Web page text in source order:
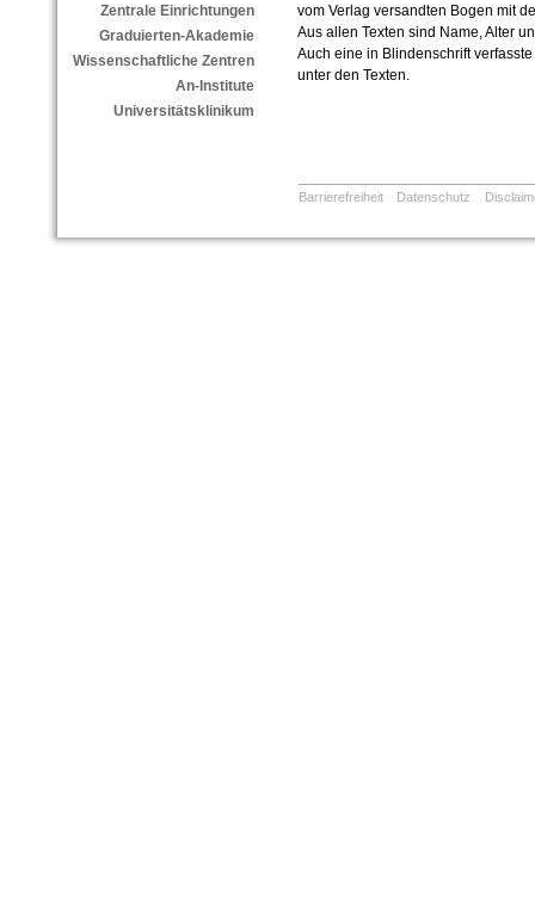
Zentrale Einrichtungen
Graduierten-Akademie
Wissenschaftliche Zentren
An-Institute
Universitätsklinikum
vom Verlag versandten Bogen mit
Aus allen Texten sind Name, Alter
Auch eine in Blindenschrift
unter den Texten.
Barrierefreiheit Datenschutz